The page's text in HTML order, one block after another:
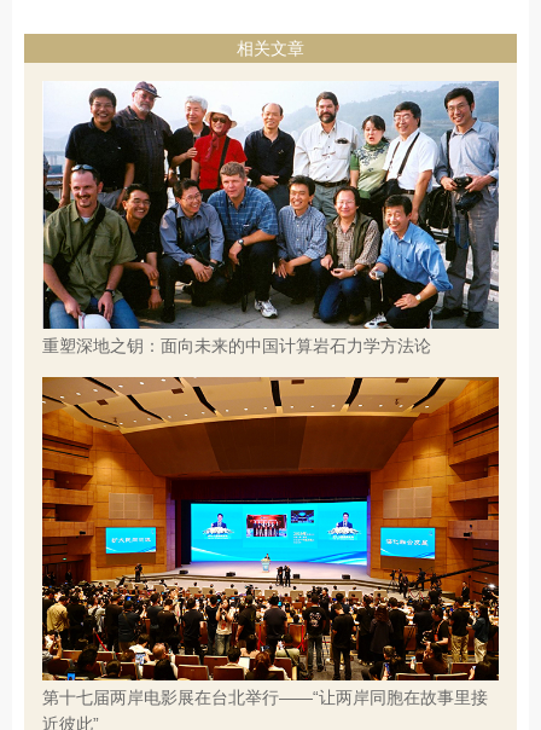
相关文章
重塑深地之钥：面向未来的中国计算岩石力学方法论
第十七届两岸电影展在台北举行——“让两岸同胞在故事里接
近彼此”